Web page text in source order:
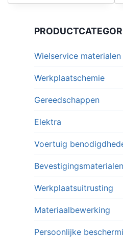
meerdere
optie
gekozen
worden
Wielservice materialen
Werkplaatschemie
Gereedschappen
Elektra
Voertuig
Bevestigingsmaterialen
Werkplaatsuitrusting
Materiaalbewerking
Persoonlijke